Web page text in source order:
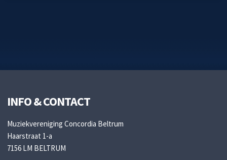
INFO & CONTACT
Muziekvereniging Concordia Beltrum
Haarstraat 1-a
7156 LM BELTRUM